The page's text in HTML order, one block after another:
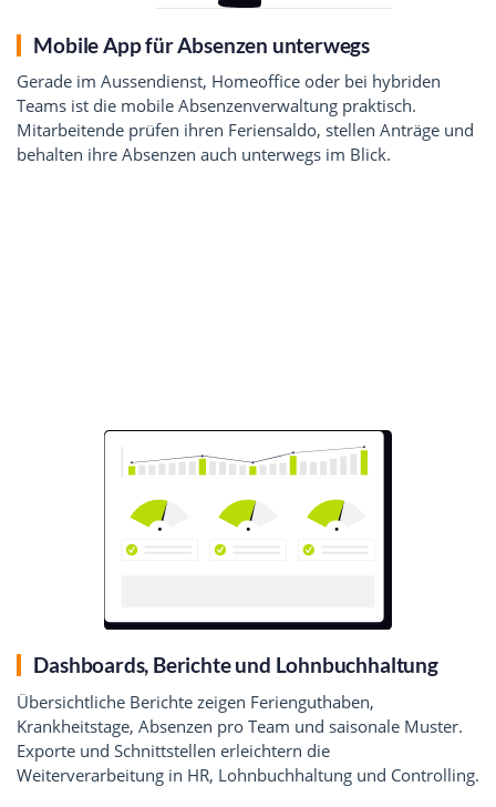
Mobile App für Absenzen unterwegs
Gerade im Aussendienst, Homeoffice oder bei hybriden
Teams ist die mobile Absenzenverwaltung praktisch.
Mitarbeitende prüfen ihren Feriensaldo, stellen Anträge und
behalten ihre Absenzen auch unterwegs im Blick.
Dashboards, Berichte und Lohnbuchhaltung
Übersichtliche Berichte zeigen Ferienguthaben,
Krankheitstage, Absenzen pro Team und saisonale Muster.
Exporte und Schnittstellen erleichtern die
Weiterverarbeitung in HR, Lohnbuchhaltung und Controlling.